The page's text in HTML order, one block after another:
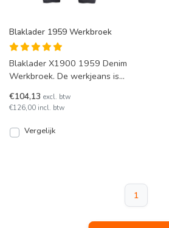
Blaklader 1959 Werkbroek
Blaklader X1900 1959 Denim
Werkbroek. De werkjeans is
werkbroek en bijzond
€104,13 excl. btw
€126,00 incl. btw
Vergelijk
1